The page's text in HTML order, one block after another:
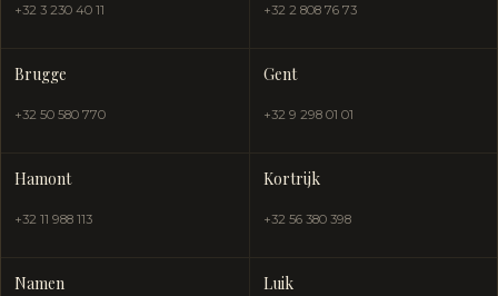
+32 3 230 40 11 +32 2 808 76 73
Brugge
+32 50 580 770
Gent
+32 9 298 01 01
Hamont
+32 11 988 113
Kortrijk
+32 56 380 398
Namen Luik